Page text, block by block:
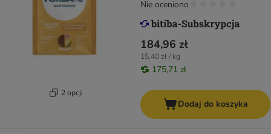
2 opcji
184,96 zł
15,40 zł / kg
175,71 zł
Nie oceniono
Dodaj do koszyka